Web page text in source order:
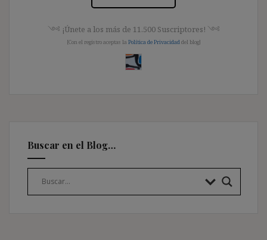
༺ ¡Únete a los más de 11.500 Suscriptores! ༺
[Con el registro aceptas la Política de Privacidad del blog]
Buscar en el Blog…